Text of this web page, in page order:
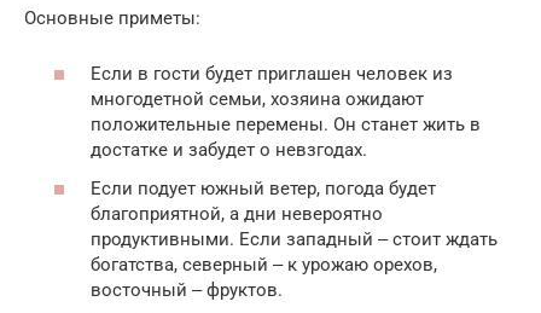
Основные приметы:
Если в гости будет приглашен человек из
многодетной семьи, хозяина ожидают
положительные перемены. Он станет жить в
достатке и забудет о невзгодах.
Если подует южный ветер, погода будет
благоприятной, а дни невероятно
продуктивными. Если западный ‒ стоит ждать
богатства, северный ‒ к урожаю орехов,
восточный ‒ фруктов.